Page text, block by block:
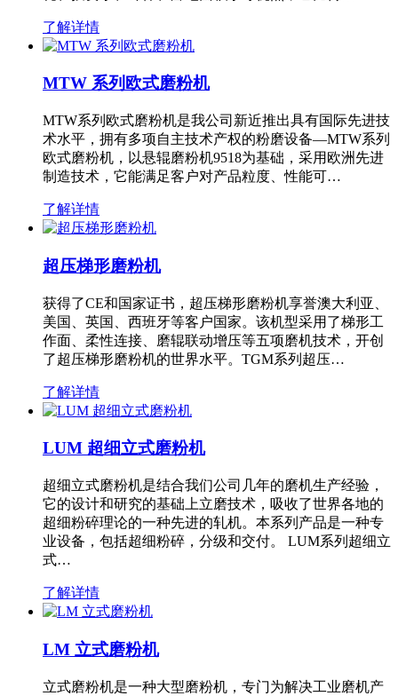
了解详情
MTW 系列欧式磨粉机
MTW系列欧式磨粉机是我公司新近推出具有国际先进技
术水平，拥有多项自主技术产权的粉磨设备—MTW系列
欧式磨粉机，以悬辊磨粉机9518为基础，采用欧洲先进
制造技术，它能满足客户对产品粒度、性能可…
了解详情
超压梯形磨粉机
获得了CE和国家证书，超压梯形磨粉机享誉澳大利亚、
美国、英国、西班牙等客户国家。该机型采用了梯形工
作面、柔性连接、磨辊联动增压等五项磨机技术，开创
了超压梯形磨粉机的世界水平。TGM系列超压…
了解详情
LUM 超细立式磨粉机
超细立式磨粉机是结合我们公司几年的磨机生产经验，
它的设计和研究的基础上立磨技术，吸收了世界各地的
超细粉碎理论的一种先进的轧机。本系列产品是一种专
业设备，包括超细粉碎，分级和交付。 LUM系列超细立
式…
了解详情
LM 立式磨粉机
立式磨粉机是一种大型磨粉机，专门为解决工业磨机产